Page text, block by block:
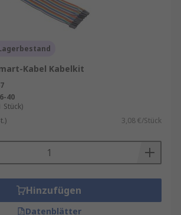
Kabel Kabelkit
40
Stück)
3,08 €/Stück
Hinzufügen
Datenblätter